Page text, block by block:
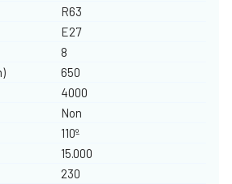
R63
E27
8
650
4000
Non
110º
15.000
230